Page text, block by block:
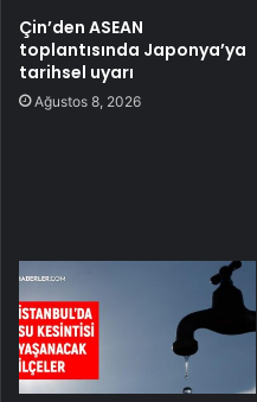
Çin’den ASEAN
toplantısında Japonya’ya
tarihsel uyarı
Ağustos 8, 2026